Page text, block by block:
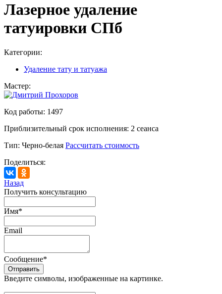
Лазерное удаление
татуировки СПб
Категории:
Удаление тату и татуажа
Мастер:
Код работы: 1497
Приблизительный срок исполнения: 2 сеанса
Тип: Черно-белая Рассчитать стоимость
Поделиться:
Назад
Получить консультацию
Имя*
Email
Сообщение*
Введите символы, изображенные на картинке.